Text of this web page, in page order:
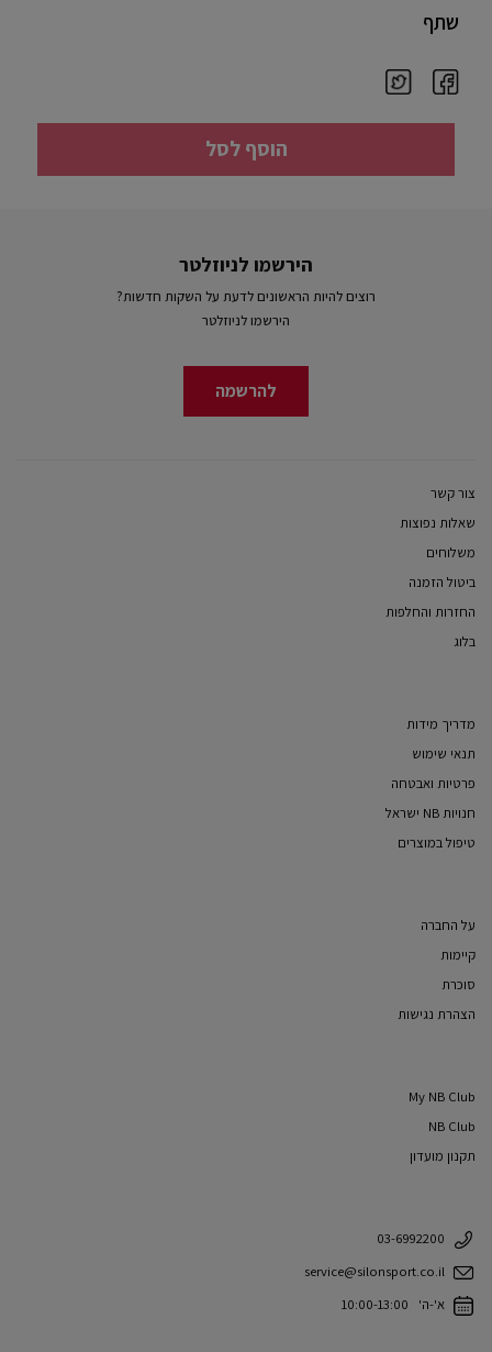
שתף
הוסף לסל
הירשמו לניוזלטר
רוצים להיות הראשונים לדעת על השקות חדשות?
הירשמו לניוזלטר
להרשמה
צור קשר
שאלות נפוצות
משלוחים
ביטול הזמנה
החזרות והחלפות
בלוג
מדריך מידות
תנאי שימוש
פרטיות ואבטחה
חנויות NB ישראל
טיפול במוצרים
על החברה
קיימות
סוכרת
הצהרת נגישות
My NB Club
NB Club
תקנון מועדון
03-6992200
service@silonsport.co.il
א'-ה' 10:00-13:00